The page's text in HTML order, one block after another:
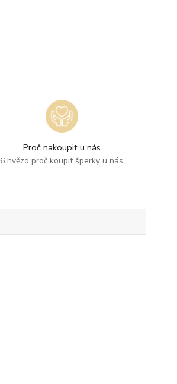
Proč nakoupit u nás
6 hvězd proč koupit šperky u nás